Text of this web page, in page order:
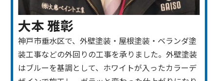
大本 雅彰
神戸市垂水区で、外壁塗装・屋根塗装・ベランダ塗
装工事などの外回りの工事を承りました。外壁塗装
はブルーを基調として、ホワイトが入ったカラーデ